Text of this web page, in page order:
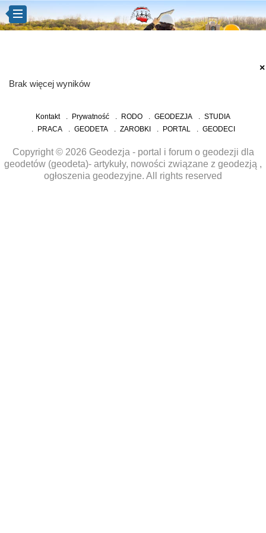
×
Brak więcej wyników
Kontakt Prywatność RODO GEODEZJA
STUDIA
PRACA
GEODETA ZAROBKI PORTAL GEODECI
Copyright © 2026 Geodezja - portal i forum o geodezji dla
geodetów (geodeta)- artykuły, nowości związane z geodezją ,
ogłoszenia geodezyjne. All rights reserved